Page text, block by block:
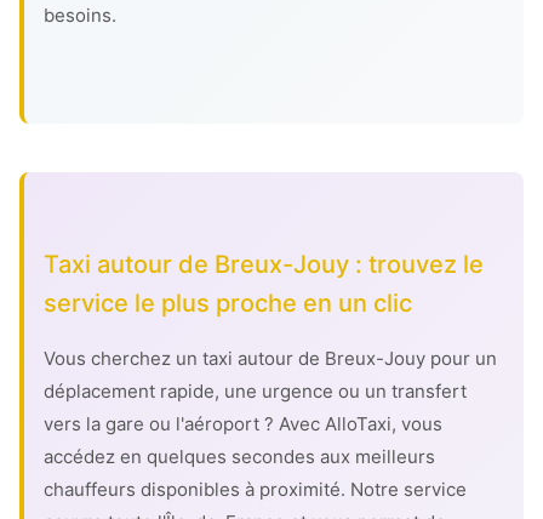
besoins.
Taxi autour de Breux-Jouy : trouvez le
service le plus proche en un clic
Vous cherchez un taxi autour de Breux-Jouy pour un
déplacement rapide, une urgence ou un transfert
vers la gare ou l'aéroport ? Avec AlloTaxi, vous
accédez en quelques secondes aux meilleurs
chauffeurs disponibles à proximité. Notre service